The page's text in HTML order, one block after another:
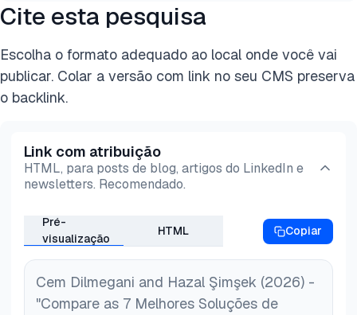
Cite esta pesquisa
Escolha o formato adequado ao local onde você vai
publicar. Colar a versão com link no seu CMS preserva
o backlink.
Link com atribuição
HTML, para posts de blog, artigos do LinkedIn e
newsletters. Recomendado.
Pré-
visualização
HTML Copiar
Cem Dilmegani and Hazal Şimşek (2026) -
"Compare as 7 Melhores Soluções de